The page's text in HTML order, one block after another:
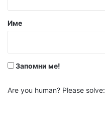
р
Име
Запомни ме!
Are you human? Please solve: